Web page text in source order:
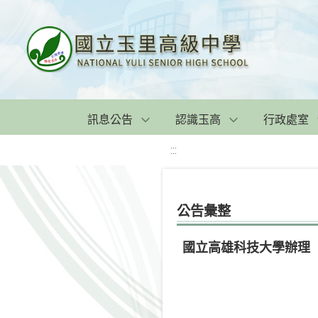
訊息公告 認識玉高 行政處室
:::
公告彙整
國立高雄科技大學辦理